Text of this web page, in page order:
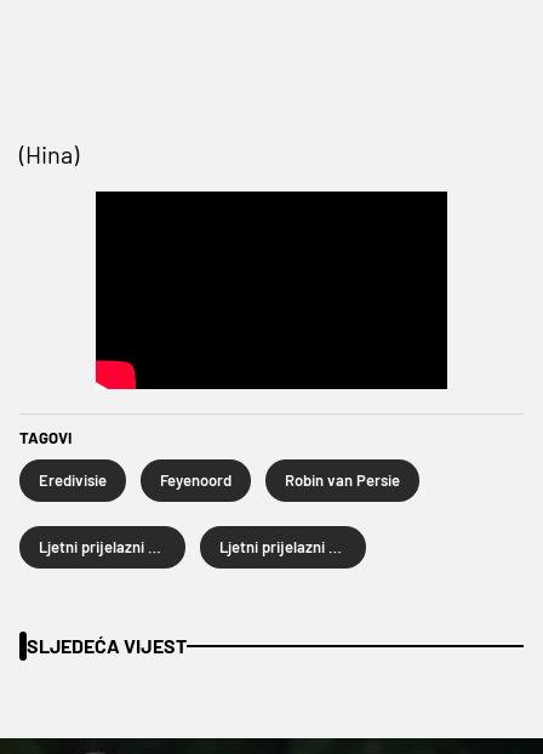
(Hina)
TAGOVI
Eredivisie Feyenoord Robin van Persie
SLJEDEĆA VIJEST